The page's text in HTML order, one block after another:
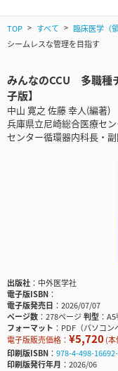
TOP すべて 臨床医学（
シームレスな管理を目指す
みんなのCCU 多職種
子版】
中山 寛之 佐藤 幸人(編著)
兵庫県立尼崎総合医療セ
センター循環器内科長・
出版社
中外医学社
電子版ISBN
電子版発売日
2026/07/07
ページ数
278ページ判型
A5
フォーマット
PDF（パソコン
電子版販売価格： ¥5,720(本
印刷版ISBN
978-4-498-
印刷版発行年月
2026/06